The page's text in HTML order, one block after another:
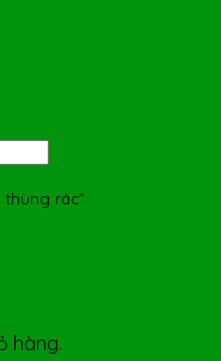
hàng.
thùng rác”